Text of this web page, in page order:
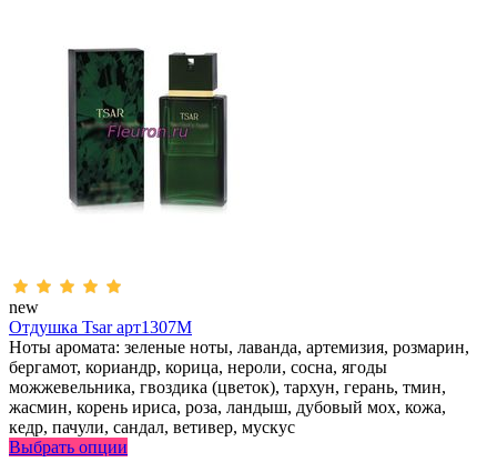
new
Отдушка Tsar арт1307M
Ноты аромата: зеленые ноты, лаванда, артемизия, розмарин,
бергамот, кориандр, корица, нероли, сосна, ягоды
можжевельника, гвоздика (цветок), тархун, герань, тмин,
жасмин, корень ириса, роза, ландыш, дубовый мох, кожа,
кедр, пачули, сандал, ветивер, мускус
Выбрать опции